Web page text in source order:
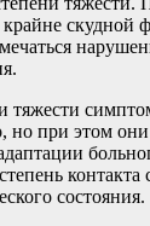
крайне скудной
тяжести
но при этом
состояния.